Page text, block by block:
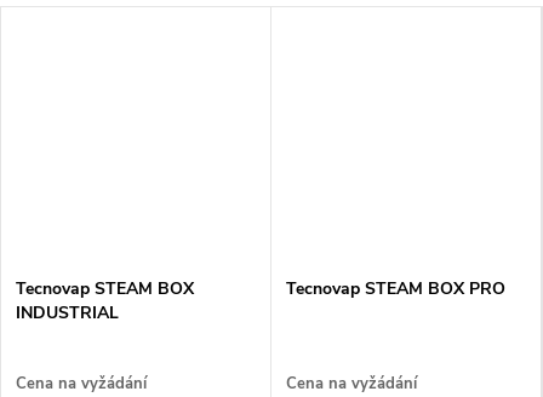
Tecnovap STEAM BOX
INDUSTRIAL
Cena na vyžádání
Tecnovap STEAM BOX PRO
Cena na vyžádání